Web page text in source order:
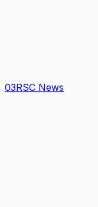
03RSC News